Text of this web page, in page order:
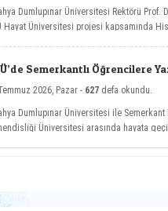
Dumlupınar Üniversitesi Rektörü Prof.
Hayat Üniversitesi projesi kapsamında
Semerkantlı Öğrencilere
2026, Pazar - 627 defa okundu.
Dumlupınar Üniversitesi ile
Üniversitesi arasında hayata